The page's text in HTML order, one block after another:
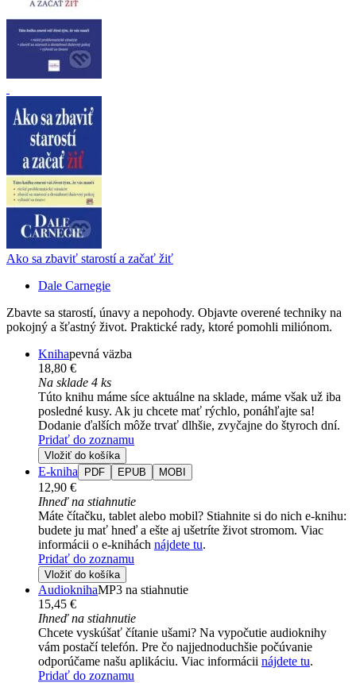
Ako sa zbaviť starostí a začať žiť
Dale Carnegie
Zbavte sa starostí, únavy a nepohody. Objavte overené techniky na
pokojný a šťastný život. Praktické rady, ktoré pomohli miliónom.
Knihapevná väzba
18,80 €
Na sklade 4 ks
Túto knihu máme síce aktuálne na sklade, máme však už iba
posledné kusy. Ak ju chcete mať rýchlo, ponáhľajte sa!
Dodanie ďalších môže trvať dlhšie, zvyčajne do štyroch dní.
Pridať do zoznamu
Vložiť do košíka
E-kniha PDF EPUB MOBI
12,90 €
Ihneď na stiahnutie
Máte čítačku, tablet alebo mobil? Stiahnite si do nich e-knihu:
budete ju mať hneď a ešte aj ušetríte život stromom. Viac
informácii o e-knihách nájdete tu.
Pridať do zoznamu
Vložiť do košíka
AudioknihaMP3 na stiahnutie
15,45 €
Ihneď na stiahnutie
Chcete vyskúšať čítanie ušami? Na vypočutie audioknihy
vám postačí telefón. Pre čo najjednoduchšie počúvanie
odporúčame našu aplikáciu. Viac informácii nájdete tu.
Pridať do zoznamu